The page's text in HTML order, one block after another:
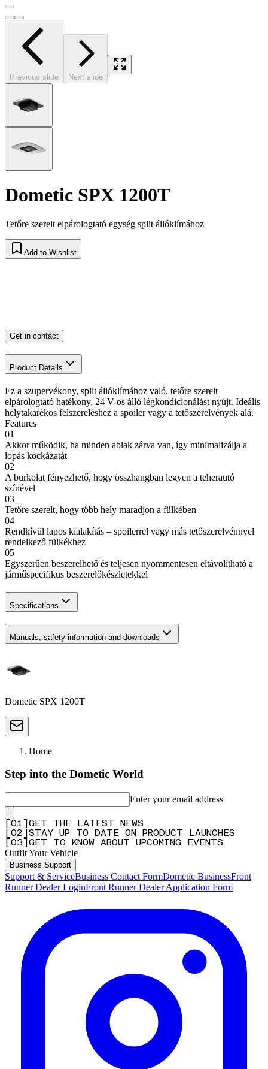
Previous slide Next slide
Dometic SPX 1200T
Tetőre szerelt elpárologtató egység split állóklímához
Add to Wishlist
Get in contact
Product Details
Ez a szupervékony, split állóklímához való, tetőre szerelt
elpárologtató hatékony, 24 V-os álló légkondicionálást nyújt. Ideális
helytakarékos felszereléshez a spoiler vagy a tetőszerelvények alá.
Features
01
Akkor működik, ha minden ablak zárva van, így minimalizálja a
lopás kockázatát
02
A burkolat fényezhető, hogy összhangban legyen a teherautó
színével
03
Tetőre szerelt, hogy több hely maradjon a fülkében
04
Rendkívül lapos kialakítás – spoilerrel vagy más tetőszerelvénnyel
rendelkező fülkékhez
05
Egyszerűen beszerelhető és teljesen nyommentesen eltávolítható a
járműspecifikus beszerelőkészletekkel
Specifications
Manuals, safety information and downloads
Dometic SPX 1200T
Home
Step into the Dometic World
Enter your email address
01
GET THE LATEST NEWS
02
STAY UP TO DATE ON PRODUCT LAUNCHES
03 GET TO KNOW ABOUT UPCOMING EVENTS
Outfit Your Vehicle
Business Support
Support & ServiceBusiness Contact FormDometic BusinessFront
Runner Dealer LoginFront Runner Dealer Application Form